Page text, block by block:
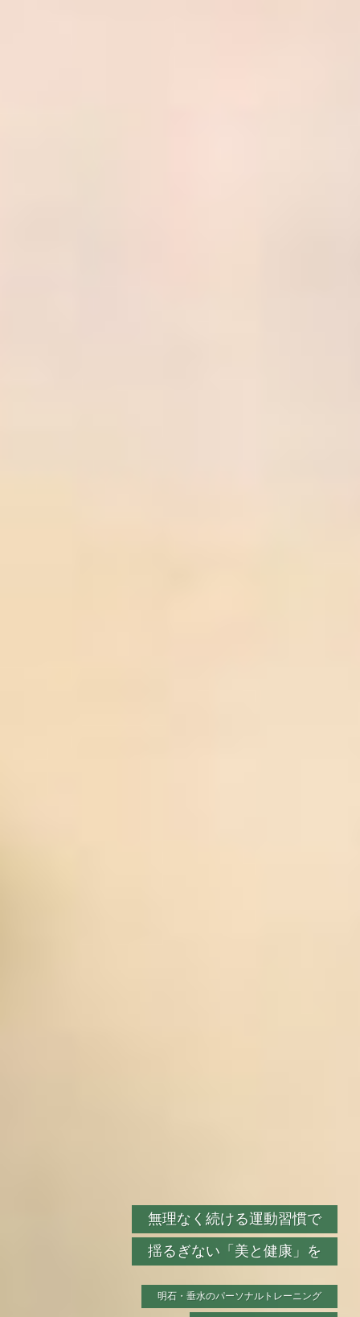
無理なく続ける運動習慣で
揺るぎない「美と健康」を
明石・垂水のパーソナルトレーニング
無理なく続ける運動習慣で
揺るぎない「美と健康」を
明石・垂水のパーソナルトレーニング
無理なく続ける運動習慣で
揺るぎない「美と健康」を
明石・垂水のパーソナルトレーニング
無理なく続ける運動習慣で
揺るぎない「美と健康」を
明石・垂水のパーソナルトレーニング
無理なく続ける運動習慣で
揺るぎない「美と健康」を
明石・垂水のパーソナルトレーニング